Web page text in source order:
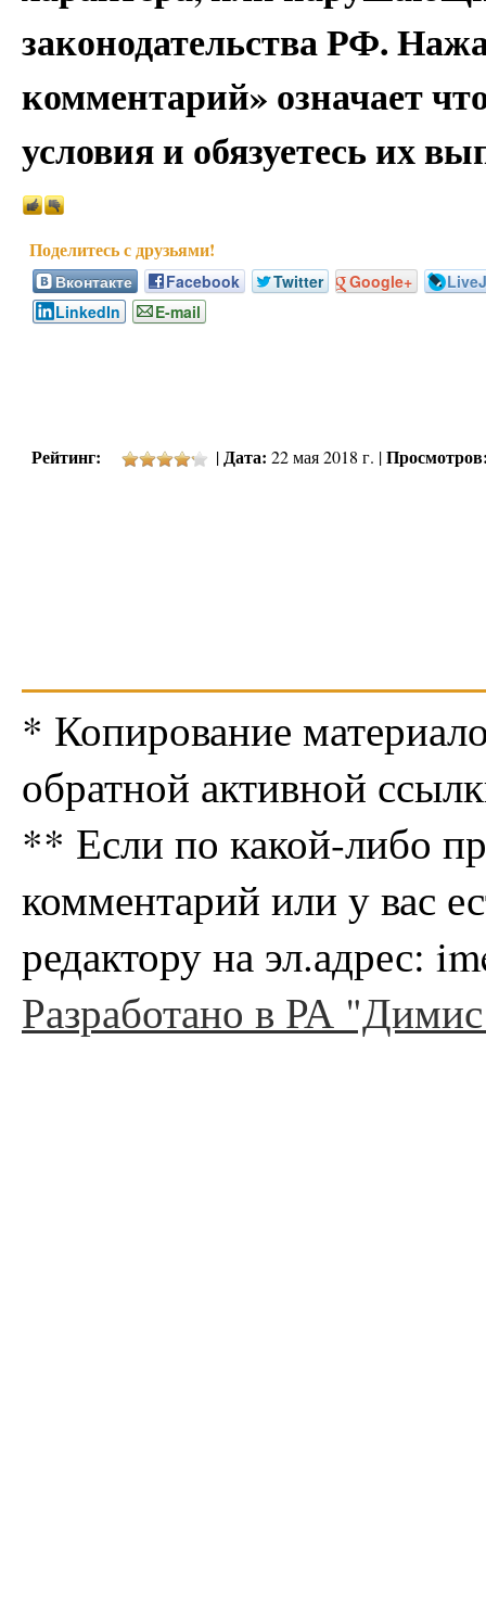
законодательства РФ.
комментарий» означает
условия и обязуетесь их
Вконтакте Facebook Twitter Google+
LinkedIn
E-mail
Рейтинг: |Дата: 22 мая 2018 г. |
* Копирование
обратной активной
** Если по какой-либо
комментарий или у вас
редактору на эл.адрес:
Разработано в РА